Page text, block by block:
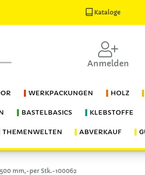
Kataloge
Anmelden
WERKPACKUNGEN HOLZ
BASTELBASICS KLEBSTOFFE
THEMENWELTEN ABVERKAUF
mm,-per Stk.-100062